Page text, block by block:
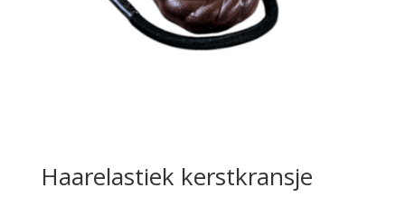
Haarelastiek kerstkransje